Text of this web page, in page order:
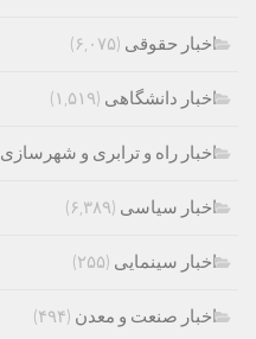
اخبار حقوقی (۶,۰۷۵)
اخبار دانشگاهی (۱,۵۱۹)
اخبار راه و ترابری و شهرسازی
اخبار سیاسی (۶,۳۸۹)
اخبار سینمایی (۲۵۵)
اخبار صنعت و معدن (۴۹۴)